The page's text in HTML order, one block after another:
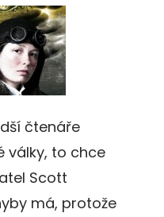
čtenáře
války, to chce
Scott
má, protože